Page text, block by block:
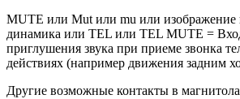
MUTE или Mut или mu или изображение
динамика или TEL или TEL MUTE =
приглушения звука при приеме звонка
действиях (например движения задним
Другие возможные контакты в